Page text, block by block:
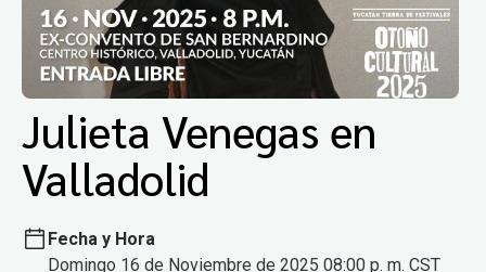
Julieta Venegas en
Valladolid
Fecha y Hora
Domingo 16 de Noviembre de 2025 08:00 p. m. CST